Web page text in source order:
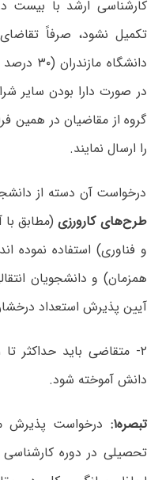
کارشناسی ارشد با بیست
تکمیل نشود، صرفاً
دانشگاه
در صورت دارا بودن سایر
گروه از مقاضیان در همین
را ارسال نمایند.
درخواست آن دسته از
طرح‌های کارورزی(مطابق با
و فناوری) استفاده نموده
همزمان) و دانشجویان
آیین پذیرش استعداد
دانش آموخته شود.
تبصره۱:
تحصیلی در دوره